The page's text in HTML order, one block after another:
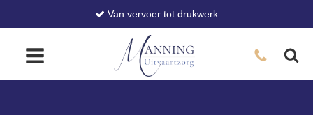
Van vervoer tot drukwerk